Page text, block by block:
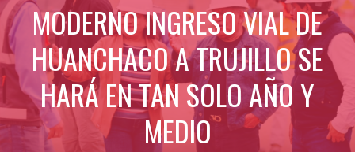
MODERNO INGRESO VIAL DE
HUANCHACO A TRUJILLO SE
HARÁ EN TAN SOLO AÑO Y
MEDIO